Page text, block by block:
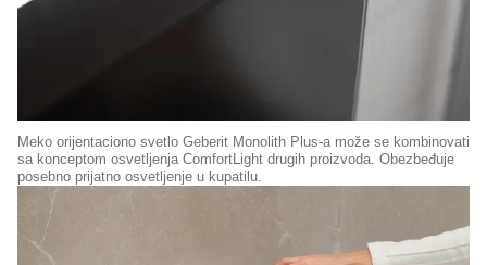
Meko orijentaciono svetlo Geberit Monolith Plus-a može se kombinovati
sa konceptom osvetljenja ComfortLight drugih proizvoda. Obezbeđuje
posebno prijatno osvetljenje u kupatilu.